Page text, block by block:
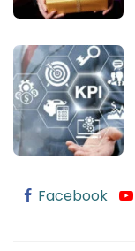
Facebook